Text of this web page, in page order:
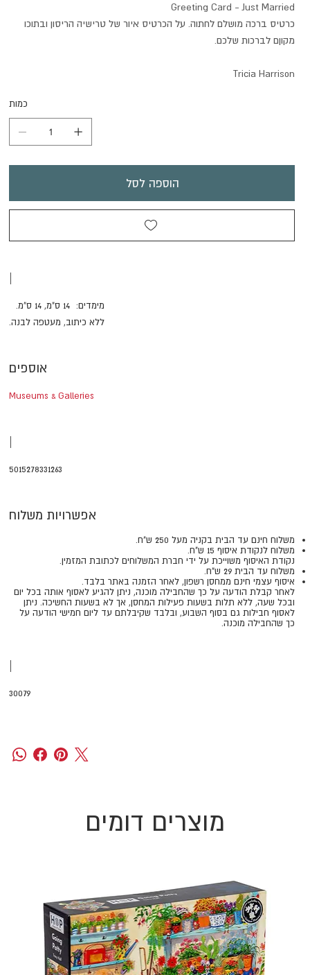
Greeting Card - Just Married
כרטיס ברכה מושלם לחתוה. על הכרטיס איור של טרישיה הריסון ובתוכו
מקוןם לברכות שלכם.
Tricia Harrison
כמות
הוספה לסל
|
מימדים: 14 ס"מ, 14 ס"מ.
ללא כיתוב, מעטפה לבנה.
אוספים
Museums & Galleries
|
5015278331263
אפשרויות משלוח
משלוח חינם עד הבית בקניה מעל 250 ש"ח.
משלוח לנקודת איסוף 15 ש"ח.
נקודת האיסוף משוייכת על ידי חברת המשלוחים לכתובת המזמין.
משלוח עד הבית 29 ש"ח.
איסוף עצמי חינם ממחסן רשפון, לאחר הזמנה באתר בלבד.
​​​​​​​לאחר קבלת הודעה על כך שהחבילה מוכנה, ניתן להגיע לאסוף אותה בכל יום
ובכל שעה, ללא תלות בשעות פעילות המחסן, אך לא בשעות החשיכה. ניתן
לאסוף חבילות גם בסוף השבוע, ובלבד שקיבלתם עד ליום חמישי הודעה על
כך שהחבילה מוכנה.
|
30079
מוצרים דומים